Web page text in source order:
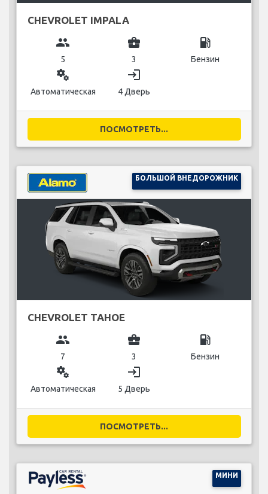
CHEVROLET IMPALA
group
5
business_center
3
local_gas_station
Бензин
miscellaneous_services
Автоматическая
login
4 Дверь
ПОСМОТРЕТЬ...
БОЛЬШОЙ ВНЕДОРОЖНИК
CHEVROLET TAHOE
group
7
business_center
3
local_gas_station
Бензин
miscellaneous_services
Автоматическая
login
5 Дверь
ПОСМОТРЕТЬ...
МИНИ